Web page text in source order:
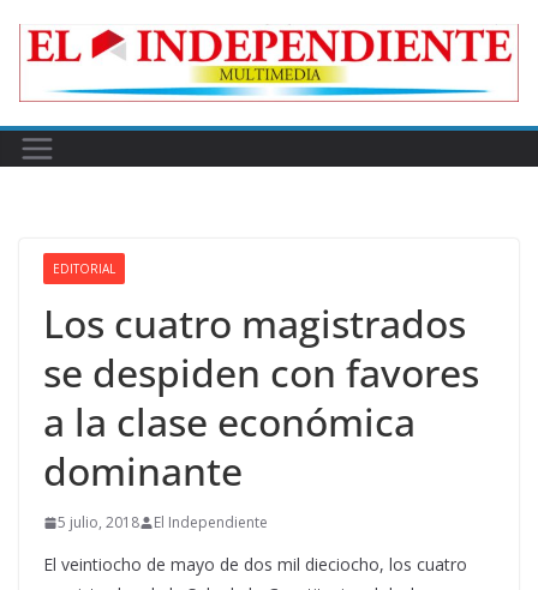
EDITORIAL
Los cuatro magistrados
se despiden con favores
a la clase económica
dominante
5 julio, 2018 El Independiente
El veintiocho de mayo de dos mil dieciocho, los cuatro